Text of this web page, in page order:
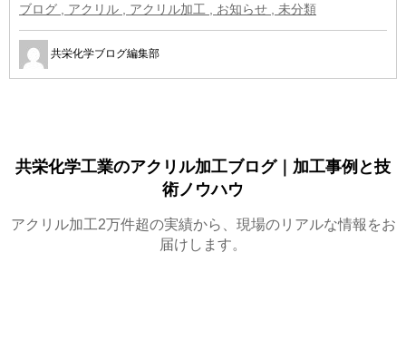
ブログ , アクリル , アクリル加工 , お知らせ , 未分類
共栄化学ブログ編集部
共栄化学工業のアクリル加工ブログ｜加工事例と技
術ノウハウ
アクリル加工2万件超の実績から、現場のリアルな情報をお
届けします。